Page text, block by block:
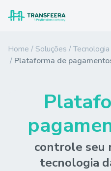
Home Soluções
Tecnologia
Plataforma de
controle seu
tecnologia